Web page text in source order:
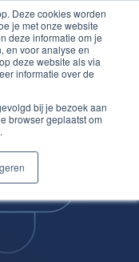
Deze cookies worden
je met onze website
deze informatie om je
en voor analyse en
deze website als via
informatie over de
bij je bezoek aan
browser geplaatst om
Inloggen account